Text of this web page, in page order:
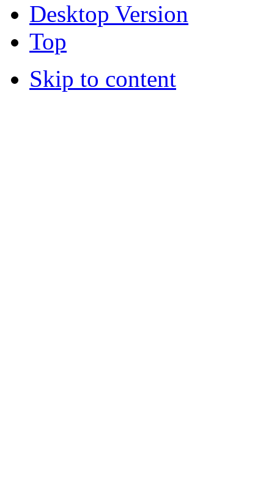
Desktop Version
Top
Skip to content